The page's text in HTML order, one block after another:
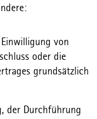
von
oder die
grundsätzlich
der Durchführung